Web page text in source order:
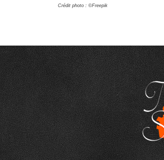
Crédit photo : ©Freepik